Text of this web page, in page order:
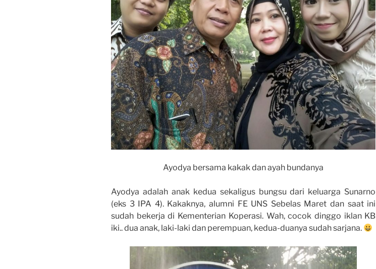
Ayodya bersama kakak dan ayah bundanya
Ayodya adalah anak kedua sekaligus bungsu dari keluarga Sunarno
(eks 3 IPA 4). Kakaknya, alumni FE UNS Sebelas Maret dan saat ini
sudah bekerja di Kementerian Koperasi. Wah, cocok dinggo iklan KB
iki.. dua anak, laki-laki dan perempuan, kedua-duanya sudah sarjana.